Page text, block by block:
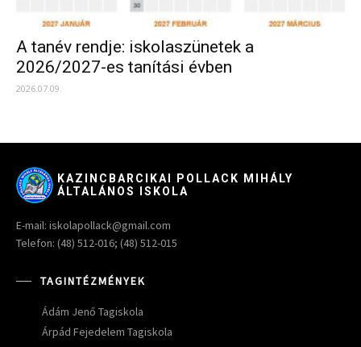
A tanév rendje: iskolaszünetek a
2026/2027-es tanítási évben
2026.07.09.
KAZINCBARCIKAI POLLACK MIHÁLY
ÁLTALÁNOS ISKOLA
E-mail: iskolapollack@gmail.com
Telefon: (48) 512-016; (48) 512-015
TAGINTÉZMÉNYEK
Ádám Jenő Tagiskola
Árpád Fejedelem Tagiskola